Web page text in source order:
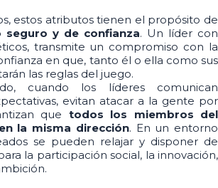
estos atributos tienen el propósito de
seguro y de confianza. Un líder con
transmite un compromiso con la
en que, tanto él o ella como sus
las reglas del juego.
cuando los líderes comunican
evitan atacar a la gente por
que todos los miembros del
la misma dirección. En un entorno
se pueden relajar y disponer de
la participación social, la innovación,